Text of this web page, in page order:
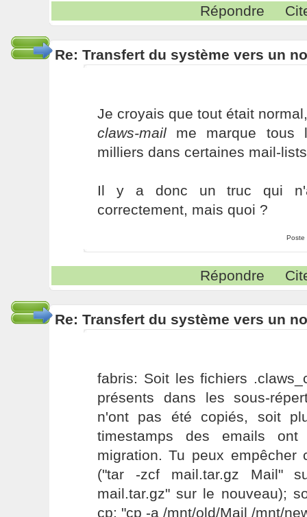
Répondre
Re: Transfert du système vers un
Je croyais que tout était
claws-mailme marque tous
milliers dans certaines mail-
Il y a donc un truc qui
correctement, mais quoi ?
Poste
Répondre
Re: Transfert du système vers un
fabris: Soit les fichiers
présents dans les sous-
n'ont pas été copiés, soit
timestamps des emails
migration. Tu peux
("tar -zcf mail.tar.gz Mail"
mail.tar.gz" sur le nouveau);
cp: "cp -a /mnt/old/Mail /mnt/